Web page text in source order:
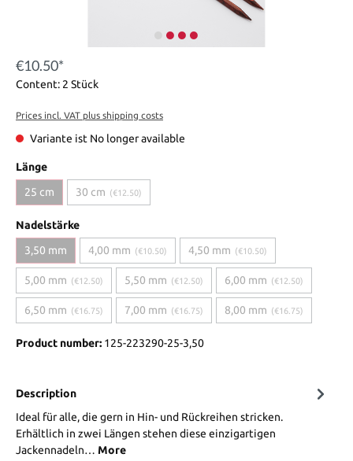
€10.50*
Content: 2 Stück
Prices incl. VAT plus shipping costs
Variante ist No longer available
Länge
25 cm
30 cm (€12.50)
Nadelstärke
3,50 mm
4,00 mm (€10.50) 4,50 mm (€10.50)
5,00 mm (€12.50) 5,50 mm (€12.50) 6,00 mm (€12.50)
6,50 mm (€16.75) 7,00 mm (€16.75) 8,00 mm (€16.75)
Product number: 125-223290-25-3,50
Description
Ideal für alle, die gern in Hin- und Rückreihen stricken.
Erhältlich in zwei Längen stehen diese einzigartigen
Jackennadeln… More